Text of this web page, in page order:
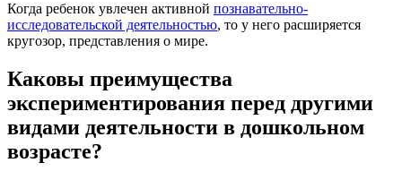
Когда ребенок увлечен активной познавательно-
исследовательской деятельностью, то у него расширяется
кругозор, представления о мире.
Каковы преимущества
экспериментирования перед другими
видами деятельности в дошкольном
возрасте?